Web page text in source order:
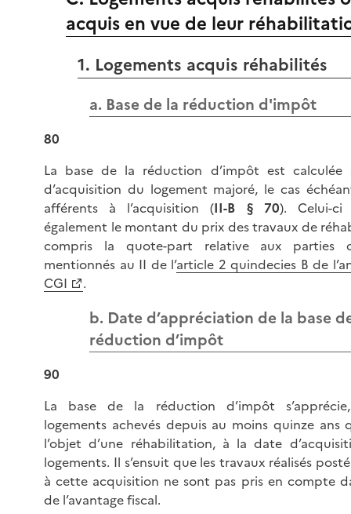
acquis en vue de leur
1. Logements acquis réhabilités
a. Base de la réduction d'impôt
80
La base de la réduction d’impôt est
d’acquisition du logement majoré, le cas
afférents à l’acquisition (II-B § 70). Celui-ci
également le montant du prix des travaux de
compris la quote-part relative aux parties
mentionnés au II de l’article 2 quindecies B de
CGI
.
b. Date d’appréciation de la base
réduction d’impôt
90
La base de la réduction d’impôt
logements achevés depuis au moins quinze
l’objet d’une réhabilitation, à la date
logements. Il s’ensuit que les travaux réalisés
à cette acquisition ne sont pas pris en compte
de l’avantage fiscal.